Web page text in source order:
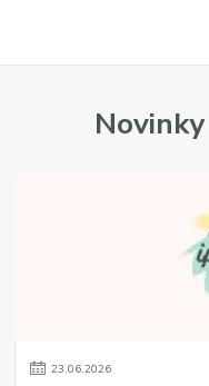
23.06.2026